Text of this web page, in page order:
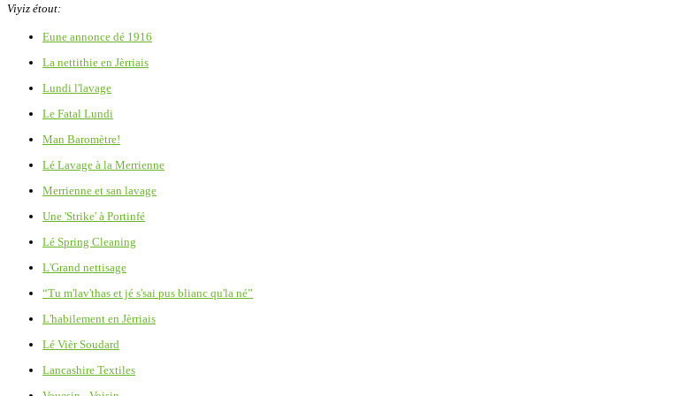
Viyiz étout:
Eune annonce dé 1916
La nettithie en Jèrriais
Lundi l'lavage
Le Fatal Lundi
Man Baromètre!
Lé Lavage à la Merrienne
Merrienne et san lavage
Une 'Strike' à Portinfé
Lé Spring Cleaning
L'Grand nettisage
“Tu m'lav'thas et jé s'sai pus blianc qu'la né”
L'habilement en Jèrriais
Lé Vièr Soudard
Lancashire Textiles